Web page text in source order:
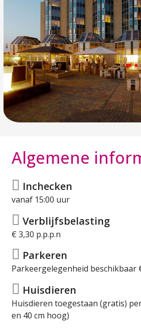
Previous
Algemene
Inchecken
vanaf 15:00 uur
Verblijfsbelasting
€ 3,30 p.p.p.n
Parkeren
Parkeergelegenheid beschikbaar
Huisdieren
Huisdieren toegestaan (gratis)
en 40 cm hoog)